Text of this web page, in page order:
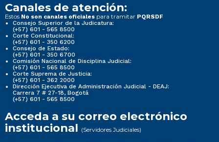
Canales de atención:
Estos No son canales oficiales para tramitar PQRSDF
Consejo Superior de la Judicatura:
(+57) 601 - 565 8500
Corte Constitucional:
(+57) 601 - 350 6200
Consejo de Estado:
(+57) 601 - 350 6700
Comisión Nacional de Disciplina Judicial:
(+57) 601 - 565 8500
Corte Suprema de Justicia:
(+57) 601 - 362 2000
Dirección Ejecutiva de Administración Judicial - DEAJ:
Carrera 7 # 27-18, Bogotá
(+57) 601 - 565 8500
Acceda a su correo electrónico
institucional (Servidores Judiciales)